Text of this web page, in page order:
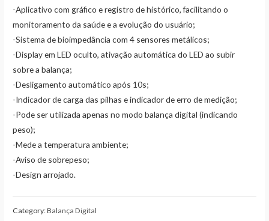
-Aplicativo com gráfico e registro de histórico, facilitando o
monitoramento da saúde e a evolução do usuário;
-Sistema de bioimpedância com 4 sensores metálicos;
-Display em LED oculto, ativação automática do LED ao subir
sobre a balança;
-Desligamento automático após 10s;
-Indicador de carga das pilhas e indicador de erro de medição;
-Pode ser utilizada apenas no modo balança digital (indicando
peso);
-Mede a temperatura ambiente;
-Aviso de sobrepeso;
-Design arrojado.
Category:Balança Digital